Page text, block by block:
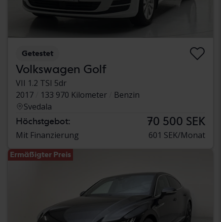
Getestet
Volkswagen Golf
VII 1.2 TSI 5dr
2017
133 970 Kilometer
Benzin
Svedala
Höchstgebot: 70 500 SEK
Mit Finanzierung 601 SEK/Monat
Ermäßigter Preis